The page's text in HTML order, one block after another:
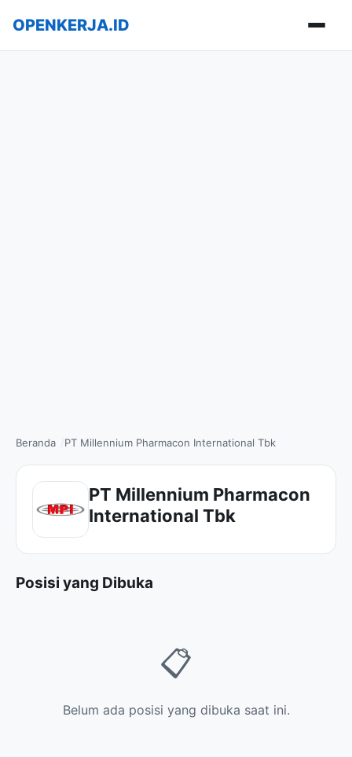
OPENKERJA.ID
Beranda PT Millennium Pharmacon International Tbk
PT Millennium Pharmacon
International Tbk
Posisi yang Dibuka
📋
Belum ada posisi yang dibuka saat ini.